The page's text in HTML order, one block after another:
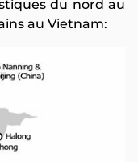
du nord au
au Vietnam: